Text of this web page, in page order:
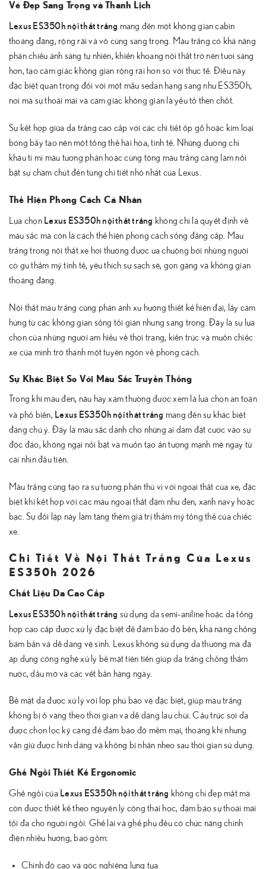
Vẻ Đẹp Sang Trọng và Thanh Lịch
Lexus ES350h nội thất trắng mang đến một không gian cabin
thoáng đãng, rộng rãi và vô cùng sang trọng. Màu trắng có khả năng
phản chiếu ánh sáng tự nhiên, khiến khoang nội thất trở nên tươi sáng
hơn, tạo cảm giác không gian rộng rãi hơn so với thực tế. Điều này
đặc biệt quan trọng đối với một mẫu sedan hạng sang như ES350h,
nơi mà sự thoải mái và cảm giác không gian là yếu tố then chốt.
Sự kết hợp giữa da trắng cao cấp với các chi tiết ốp gỗ hoặc kim loại
bóng bẩy tạo nên một tổng thể hài hòa, tinh tế. Những đường chỉ
khâu tỉ mỉ màu tương phản hoặc cùng tông màu trắng càng làm nổi
bật sự chăm chút đến từng chi tiết nhỏ nhất của Lexus.
Thể Hiện Phong Cách Cá Nhân
Lựa chọn Lexus ES350h nội thất trắng không chỉ là quyết định về
màu sắc mà còn là cách thể hiện phong cách sống đẳng cấp. Màu
trắng trong nội thất xe hơi thường được ưa chuộng bởi những người
có gu thẩm mỹ tinh tế, yêu thích sự sạch sẽ, gọn gàng và không gian
thoáng đãng.
Nội thất màu trắng cũng phản ánh xu hướng thiết kế hiện đại, lấy cảm
hứng từ các không gian sống tối giản nhưng sang trọng. Đây là sự lựa
chọn của những người am hiểu về thời trang, kiến trúc và muốn chiếc
xe của mình trở thành một tuyên ngôn về phong cách.
Sự Khác Biệt So Với Màu Sắc Truyền Thống
Trong khi màu đen, nâu hay xám thường được xem là lựa chọn an toàn
và phổ biến, Lexus ES350h nội thát trắng mang đến sự khác biệt
đáng chú ý. Đây là màu sắc dành cho những ai dám đặt cược vào sự
độc đáo, không ngại nổi bật và muốn tạo ấn tượng mạnh mẽ ngay từ
cái nhìn đầu tiên.
Màu trắng cũng tạo ra sự tương phản thú vị với ngoại thất của xe, đặc
biệt khi kết hợp với các màu ngoại thất đậm như đen, xanh navy hoặc
bạc. Sự đối lập này làm tăng thêm giá trị thẩm mỹ tổng thể của chiếc
xe.
Chi Tiết Về Nội Thất Trắng Của Lexus
ES350h 2026
Chất Liệu Da Cao Cấp
Lexus ES350h nội thất trắng sử dụng da semi-aniline hoặc da tổng
hợp cao cấp được xử lý đặc biệt để đảm bảo độ bền, khả năng chống
bám bẩn và dễ dàng vệ sinh. Lexus không sử dụng da thường mà đã
áp dụng công nghệ xử lý bề mặt tiên tiến giúp da trắng chống thấm
nước, dầu mỡ và các vết bẩn hàng ngày.
Bề mặt da được xử lý với lớp phủ bảo vệ đặc biệt, giúp màu trắng
không bị ố vàng theo thời gian và dễ dàng lau chùi. Cấu trúc sợi da
được chọn lọc kỹ càng để đảm bảo độ mềm mại, thoáng khí nhưng
vẫn giữ được hình dáng và không bị nhăn nheo sau thời gian sử dụng.
Ghế Ngồi Thiết Kế Ergonomic
Ghế ngồi của Lexus ES350h nội thất trắng không chỉ đẹp mắt mà
còn được thiết kế theo nguyên lý công thái học, đảm bảo sự thoải mái
tối đa cho người ngồi. Ghế lái và ghế phụ đều có chức năng chỉnh
điện nhiều hướng, bao gồm:
Chỉnh độ cao và góc nghiêng lưng tựa